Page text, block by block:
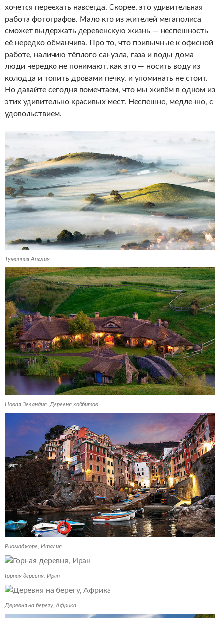
хочется переехать навсегда. Скорее, это удивительная
работа фотографов. Мало кто из жителей мегаполиса
сможет выдержать деревенскую жизнь — неспешность
её нередко обманчива. Про то, что привычные к офисной
работе, наличию тёплого санузла, газа и воды дома
люди нередко не понимают, как это — носить воду из
колодца и топить дровами печку, и упоминать не стоит.
Но давайте сегодня помечтаем, что мы живём в одном из
этих удивительно красивых мест. Неспешно, медленно, с
удовольствием.
Туманная Англия
Новая Зеландия. Деревня хоббитов
Риомаджоре, Италия
Горная деревня, Иран
Деревня на берегу, Африка